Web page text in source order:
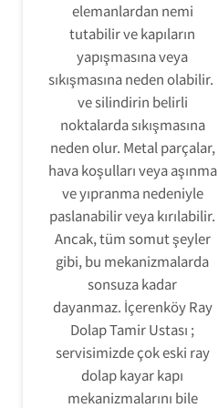
elemanlardan nemi
tutabilir ve kapıların
yapışmasına veya
sıkışmasına neden olabilir.
ve silindirin belirli
noktalarda sıkışmasına
neden olur. Metal parçalar,
hava koşulları veya aşınma
ve yıpranma nedeniyle
paslanabilir veya kırılabilir.
Ancak, tüm somut şeyler
gibi, bu mekanizmalarda
sonsuza kadar
dayanmaz. İçerenköy Ray
Dolap Tamir Ustası ;
servisimizde çok eski ray
dolap kayar kapı
mekanizmalarını bile